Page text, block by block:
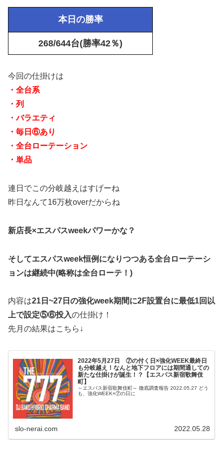
本日の勝率
268/644台(勝率42％)
今回の仕掛けは
・全台系
・列
・バラエティ
・毎日⑥あり
・全台ローテーション
・単品
連日でこの分岐越えはすげーね
昨日なんて16万枚overだからね
新店長×エスパスweekパワーかな？
そしてエスパスweek恒例になりつつある全台ローテーシ
ョンは継続中(略称は全台ローテ！)
内容は21日~27日の強化week期間に2F設置台に最低1回以
上で設定⑤⑥投入の仕掛け！
先月の結果はこちら↓
2022年5月27日 ⑦の付く日×強化WEEK最終日
も分岐越え！なんと地下フロアには期間通しての
新たな仕掛けが誕生！？【エスパス新宿歌舞伎
町】
～エスパス新宿歌舞伎町～ 徹底調査報告 2022.05.27 どう
も、強化WEEK×⑦の日に
slo-nerai.com 2022.05.28